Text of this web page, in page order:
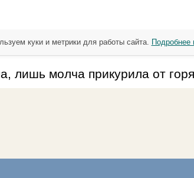
лишь молча прикурила от
куки и метрики для работы сайта. Подробнее